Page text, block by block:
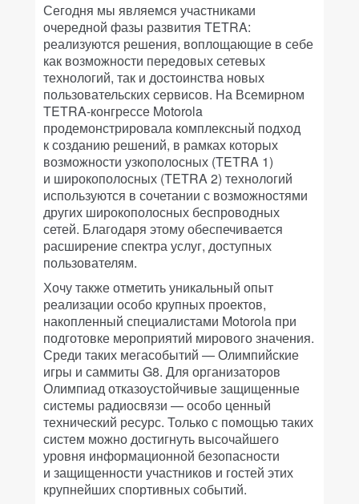
Сегодня мы являемся участниками
очередной фазы развития TETRA:
реализуются решения, воплощающие в себе
как возможности передовых сетевых
технологий, так и достоинства новых
пользовательских сервисов. На Всемирном
TETRA-конгрессе Motorola
продемонстрировала комплексный подход
к созданию решений, в рамках которых
возможности узкополосных (TETRA 1)
и широкополосных (TETRA 2) технологий
используются в сочетании с возможностями
других широкополосных беспроводных
сетей. Благодаря этому обеспечивается
расширение спектра услуг, доступных
пользователям.
Хочу также отметить уникальный опыт
реализации особо крупных проектов,
накопленный специалистами Motorola при
подготовке мероприятий мирового значения.
Среди таких мегасобытий — Олимпийские
игры и саммиты G8. Для организаторов
Олимпиад отказоустойчивые защищенные
системы радиосвязи — особо ценный
технический ресурс. Только с помощью таких
систем можно достигнуть высочайшего
уровня информационной безопасности
и защищенности участников и гостей этих
крупнейших спортивных событий.